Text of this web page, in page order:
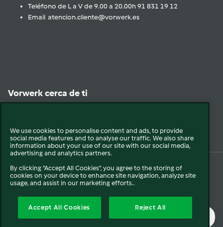
Teléfono de L a V de 9.00 a 20.00h 91 831 19 12
Email atencion.cliente@vorwerk.es
Vorwerk cerca de ti
© 2026 VorwerkLegal y SostenibilidadPolítica de privacidad
We use cookies to personalise content and ads, to provide
social media features and to analyse our traffic. We also share
information about your use of our site with our social media,
advertising and analytics partners.
By clicking "Accept All Cookies", you agree to the storing of
cookies on your device to enhance site navigation, analyze site
usage, and assist in our marketing efforts..
Accept All Cookies Reject All